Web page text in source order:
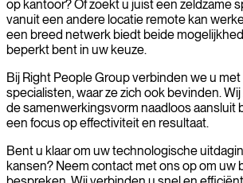
op kantoor? Of zoekt u juist een zeldzame
vanuit een andere locatie remote kan
een breed netwerk biedt beide
beperkt bent in uw keuze.
Bij Right People Group verbinden we u
specialisten, waar ze zich ook bevinden.
de samenwerkingsvorm naadloos aansluit
een focus op effectiviteit en resultaat.
Bent u klaar om uw technologische
kansen? Neem contact met ons op om uw